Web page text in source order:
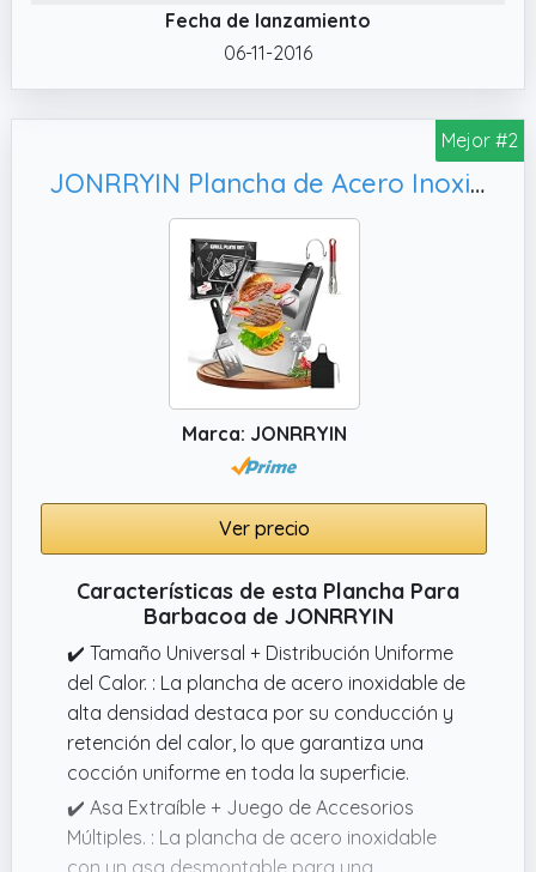
✔️ DISEÑO FUNCIONAL Y ESTABLE – Con perfil
a retener jugos y evitar derrames, mientras
que su estructura robusta aporta estabilidad
durante el uso, adaptándose a distintos
✔️ PLANCHA DE HIERRO GRUESO Y
RESISTENTE – Fabricada en hierro de alta
calidad, esta plancha distribuye el calor de
manera uniforme, permitiendo cocinar
carnes, pescados y verduras con un sellado
perfecto y resultados profesionales en cada
Fecha de lanzamiento
06-11-2016
Mejor #2
JONRRYIN Plancha de Acero Inoxidable 40 x 30 cm, Adecuado para Barbacoa de Gas y Barbacoa de Carbón (Tres aristas)
Marca: JONRRYIN
Ver precio
Características de esta Plancha Para
Barbacoa de JONRRYIN
✔️ Tamaño Universal + Distribución Uniforme
del Calor. : La plancha de acero inoxidable de
alta densidad destaca por su conducción y
retención del calor, lo que garantiza una
cocción uniforme en toda la superficie.
✔️ Asa Extraíble + Juego de Accesorios
Múltiples. : La plancha de acero inoxidable
con un asa desmontable para una